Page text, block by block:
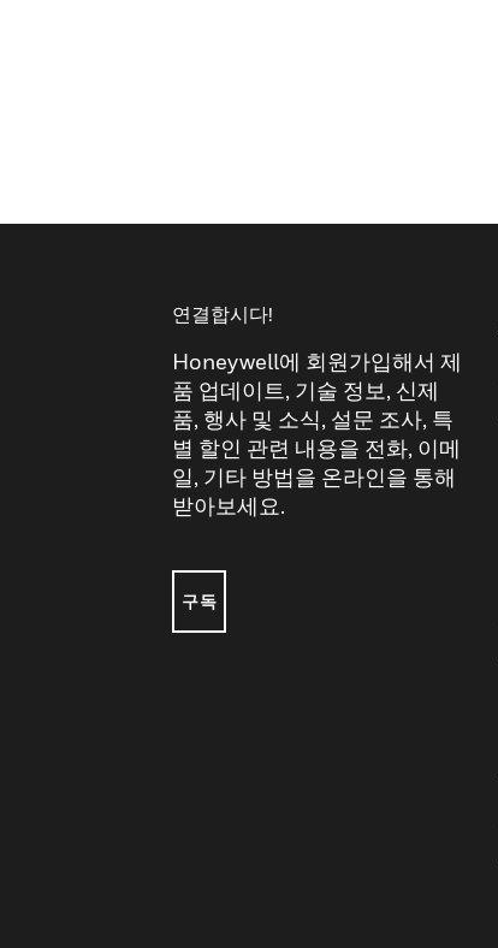
연결합시다!
Honeywell에 회원가입해서 제
품 업데이트, 기술 정보, 신제
품, 행사 및 소식, 설문 조사, 특
별 할인 관련 내용을 전화, 이메
일, 기타 방법을 온라인을 통해
받아보세요.
구독